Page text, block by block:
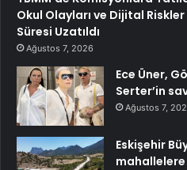
Okul Olayları ve Dijital
Süresi Uzatıldı
Ağustos 7, 2026
Ece Üner,
Serter’in
Ağustos 7,
Eskişehir
mahallelere